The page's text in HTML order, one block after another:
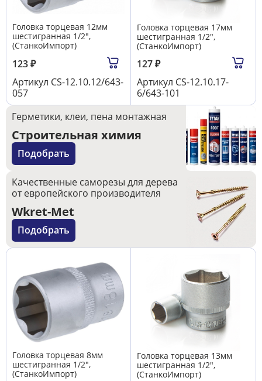
Головка торцевая 12мм
шестигранная 1/2",
(СтанкоИмпорт)
123₽
Артикул CS-12.10.12/643-
057
Головка торцевая 17мм
шестигранная 1/2",
(СтанкоИмпорт)
127₽
Артикул CS-12.10.17-
6/643-101
Герметики, клеи, пена монтажная
Строительная химия
Подобрать
Качественные саморезы для дерева
от европейского производителя
Wkret-Met
Подобрать
Головка торцевая 8мм
шестигранная 1/2",
(СтанкоИмпорт)
Головка торцевая 13мм
шестигранная 1/2",
(СтанкоИмпорт)